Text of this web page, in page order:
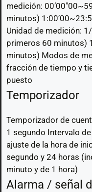
medición:
minutos)
Unidad de medición:
primeros 60 minutos)
minutos) Modos de
fracción de tiempo y
puesto
Temporizador
Temporizador de
1 segundo Intervalo
ajuste de la hora de
segundo y 24 horas
minuto y de 1 hora)
Alarma / señal